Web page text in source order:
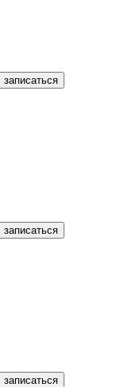
записаться
записаться
записаться